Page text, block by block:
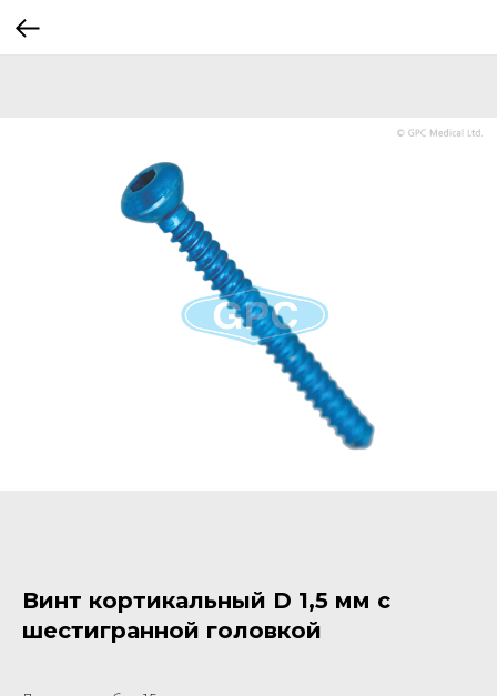
Винт кортикальный D 1,5 мм с
шестигранной головкой